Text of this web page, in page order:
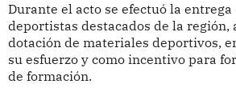
Durante el acto se efectuó la entrega
deportistas destacados de la región,
dotación de materiales deportivos,
su esfuerzo y como incentivo para
de formación.